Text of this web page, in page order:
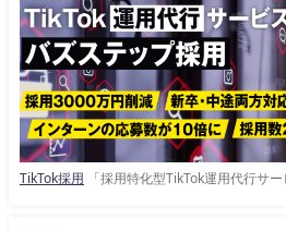
TikTok採用 「採用特化型TikTok運用代行サ